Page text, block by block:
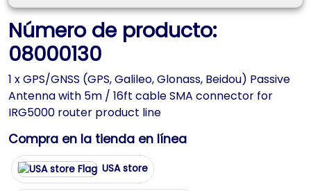
Número de producto:
08000130
1 x GPS/GNSS (GPS, Galileo, Glonass, Beidou) Passive
Antenna with 5m / 16ft cable SMA connector for
IRG5000 router product line
Compra en la tienda en línea
USA store